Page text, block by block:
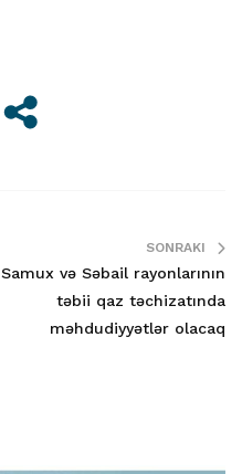
SONRAKI
Samux və Səbail rayonlarının
təbii qaz təchizatında
məhdudiyyətlər olacaq